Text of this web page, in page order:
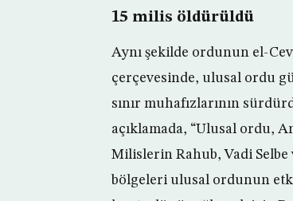
15 milis öldürüldü
Aynı şekilde ordunun el-
çerçevesinde, ulusal ordu
sınır muhafızlarının
açıklamada, “Ulusal ordu,
Milislerin Rahub, Vadi Selbe
bölgeleri ulusal ordunun